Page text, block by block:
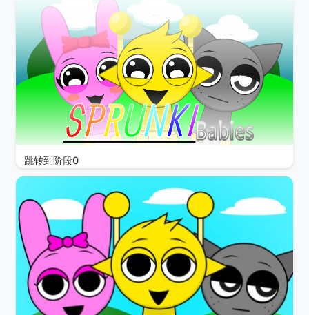
跳转到阶段0